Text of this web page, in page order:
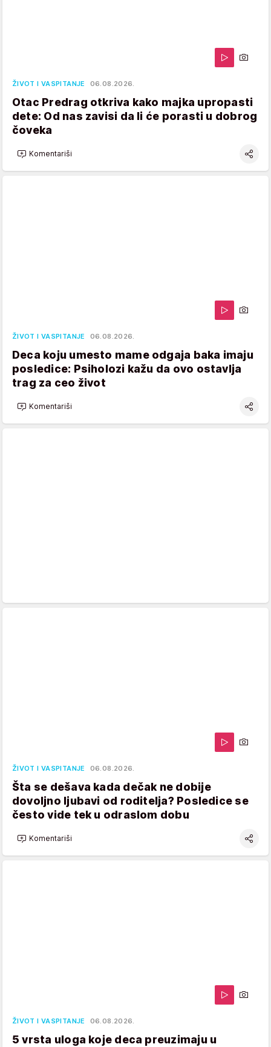
ŽIVOT I VASPITANJE 06.08.2026.
Otac Predrag otkriva kako majka upropasti
dete: Od nas zavisi da li će porasti u dobrog
čoveka
Komentariši
ŽIVOT I VASPITANJE 06.08.2026.
Deca koju umesto mame odgaja baka imaju
posledice: Psiholozi kažu da ovo ostavlja
trag za ceo život
Komentariši
ŽIVOT I VASPITANJE 06.08.2026.
Šta se dešava kada dečak ne dobije
dovoljno ljubavi od roditelja? Posledice se
često vide tek u odraslom dobu
Komentariši
ŽIVOT I VASPITANJE 06.08.2026.
5 vrsta uloga koje deca preuzimaju u